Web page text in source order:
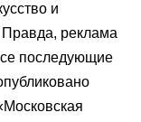
и
реклама
последующие